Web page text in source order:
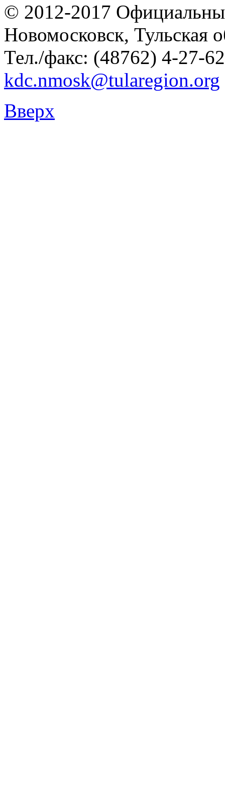
© 2012-2017
Новомосковск, Тульская
Тел./факс: (48762) 4-27-
kdc.nmosk@tularegion.org
Вверх